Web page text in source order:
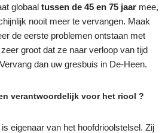
globaal tussen de 45 en 75 jaar mee,
nooit meer te vervangen. Maak
de eerste problemen ontstaan met
groot dat ze naar verloop van tijd
dan uw gresbuis in De-Heen.
verantwoordelijk voor het riool ?
eigenaar van het hoofdrioolstelsel. Zij